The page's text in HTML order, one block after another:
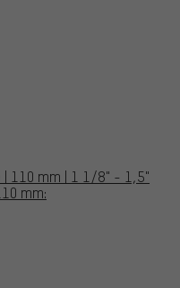
110 mm | 1 1/8" - 1,5"
mm: